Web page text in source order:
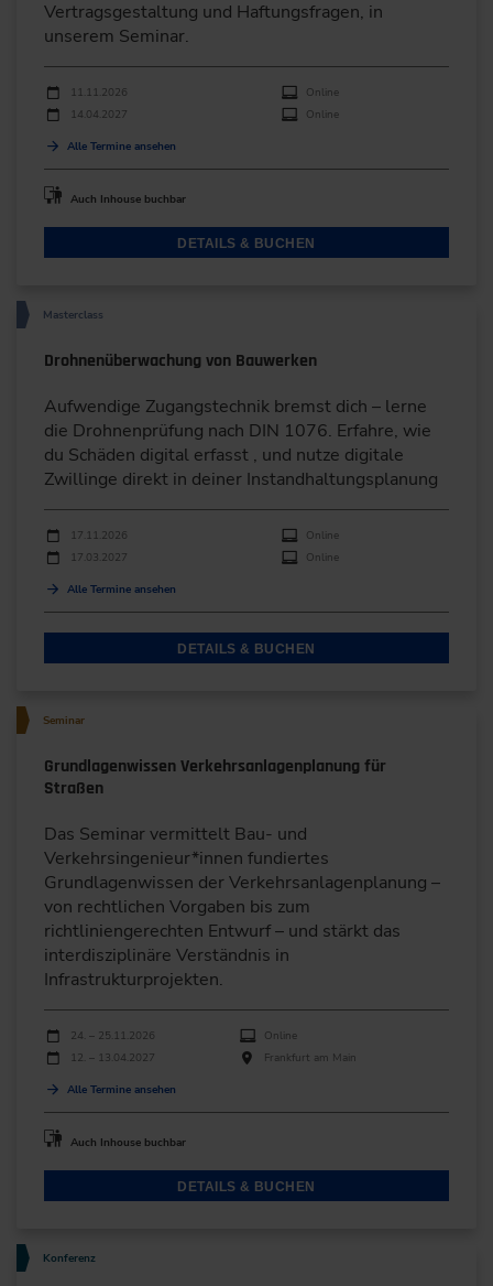
Vertragsgestaltung und Haftungsfragen, in
unserem Seminar.
Durchführungen
Veranstaltungsdatum
11.11.2026
Online
14.04.2027
Online
Alle Termine ansehen
Auch Inhouse buchbar
DETAILS & BUCHEN
Masterclass
Drohnenüberwachung von Bauwerken
Aufwendige Zugangstechnik bremst dich – lerne
die Drohnenprüfung nach DIN 1076. Erfahre, wie
du Schäden digital erfasst , und nutze digitale
Zwillinge direkt in deiner Instandhaltungsplanung
Durchführungen
Veranstaltungsdatum
17.11.2026
Online
17.03.2027
Online
Alle Termine ansehen
DETAILS & BUCHEN
Seminar
Grundlagenwissen Verkehrsanlagenplanung für
Straßen
Das Seminar vermittelt Bau- und
Verkehrsingenieur*innen fundiertes
Grundlagenwissen der Verkehrsanlagenplanung –
von rechtlichen Vorgaben bis zum
richtliniengerechten Entwurf – und stärkt das
interdisziplinäre Verständnis in
Infrastrukturprojekten.
Durchführungen
Veranstaltungsdatum Veranstaltungsort
24. – 25.11.2026
Online
12. – 13.04.2027
Frankfurt am Main
Alle Termine ansehen
Auch Inhouse buchbar
DETAILS & BUCHEN
Konferenz